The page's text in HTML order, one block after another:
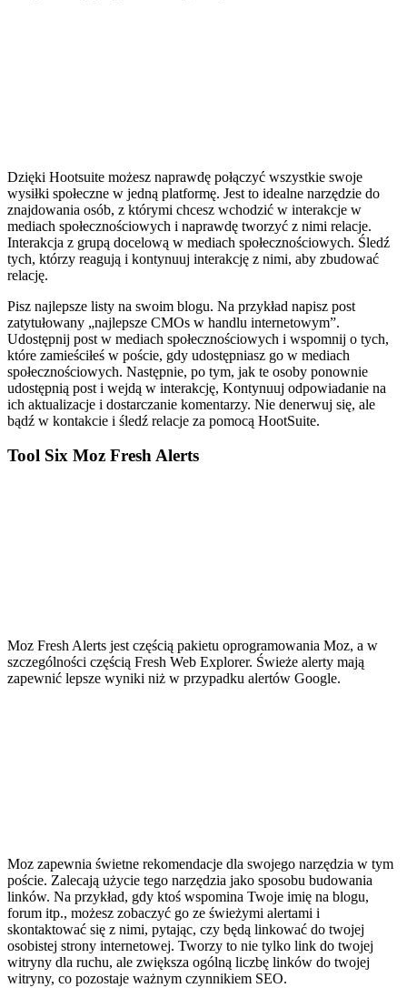
Dzięki Hootsuite możesz naprawdę połączyć wszystkie swoje
wysiłki społeczne w jedną platformę. Jest to idealne narzędzie do
znajdowania osób, z którymi chcesz wchodzić w interakcje w
mediach społecznościowych i naprawdę tworzyć z nimi relacje.
Interakcja z grupą docelową w mediach społecznościowych. Śledź
tych, którzy reagują i kontynuuj interakcję z nimi, aby zbudować
relację.
Pisz najlepsze listy na swoim blogu. Na przykład napisz post
zatytułowany „najlepsze CMOs w handlu internetowym”.
Udostępnij post w mediach społecznościowych i wspomnij o tych,
które zamieściłeś w poście, gdy udostępniasz go w mediach
społecznościowych. Następnie, po tym, jak te osoby ponownie
udostępnią post i wejdą w interakcję, Kontynuuj odpowiadanie na
ich aktualizacje i dostarczanie komentarzy. Nie denerwuj się, ale
bądź w kontakcie i śledź relacje za pomocą HootSuite.
Tool Six Moz Fresh Alerts
Moz Fresh Alerts jest częścią pakietu oprogramowania Moz, a w
szczególności częścią Fresh Web Explorer. Świeże alerty mają
zapewnić lepsze wyniki niż w przypadku alertów Google.
Moz zapewnia świetne rekomendacje dla swojego narzędzia w tym
poście. Zalecają użycie tego narzędzia jako sposobu budowania
linków. Na przykład, gdy ktoś wspomina Twoje imię na blogu,
forum itp., możesz zobaczyć go ze świeżymi alertami i
skontaktować się z nimi, pytając, czy będą linkować do twojej
osobistej strony internetowej. Tworzy to nie tylko link do twojej
witryny dla ruchu, ale zwiększa ogólną liczbę linków do twojej
witryny, co pozostaje ważnym czynnikiem SEO.